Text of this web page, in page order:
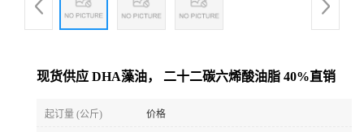
现货供应 DHA藻油， 二十二碳六烯酸油脂 40%直销
起订量 (公斤) 价格